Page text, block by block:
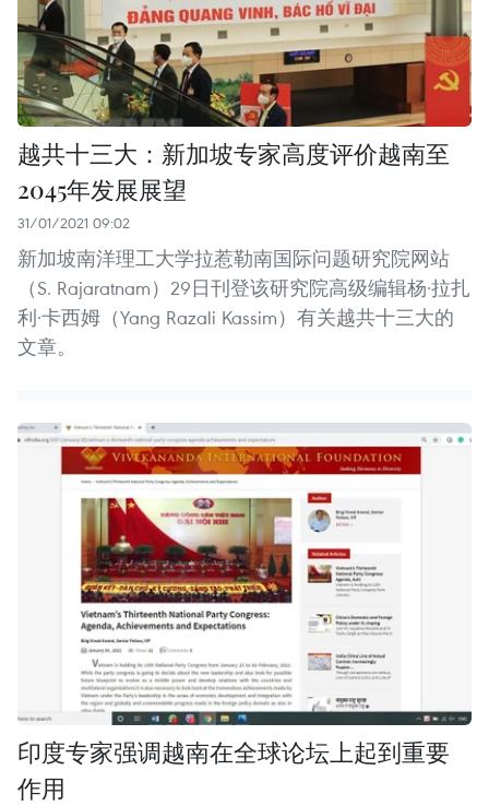
越共十三大：新加坡专家高度评价越南至
2045年发展展望
31/01/2021 09:02
新加坡南洋理工大学拉惹勒南国际问题研究院网站
（S. Rajaratnam）29日刊登该研究院高级编辑杨·拉扎
利·卡西姆（Yang Razali Kassim）有关越共十三大的
文章。
印度专家强调越南在全球论坛上起到重要
作用